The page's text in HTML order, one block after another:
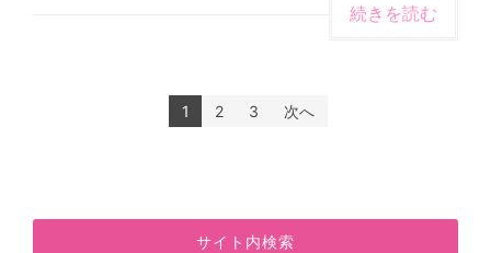
続きを読む
1 2 3 次へ
サイト内検索